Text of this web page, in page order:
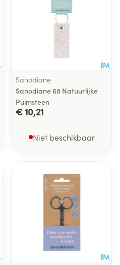
Sanodiane
Sanodiane 68 Natuurlijke
Puimsteen
€ 10,21
Niet beschikbaar